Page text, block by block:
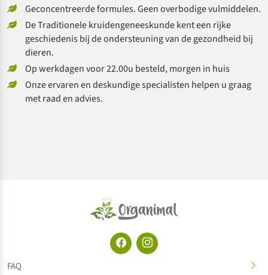
Geconcentreerde formules. Geen overbodige vulmiddelen.
De Traditionele kruidengeneeskunde kent een rijke
geschiedenis bij de ondersteuning van de gezondheid bij
dieren.
Op werkdagen voor 22.00u besteld, morgen in huis
Onze ervaren en deskundige specialisten helpen u graag
met raad en advies.
FAQ